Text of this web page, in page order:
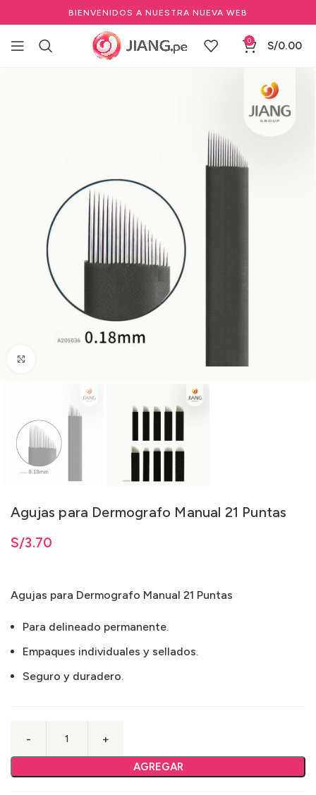
BIENVENIDOS A NUESTRA NUEVA WEB
0 S/0.00
Agujas para Dermografo Manual 21 Puntas
S/3.70
Agujas para Dermografo Manual 21 Puntas
Para delineado permanente.
Empaques individuales y sellados.
Seguro y duradero.
AGREGAR